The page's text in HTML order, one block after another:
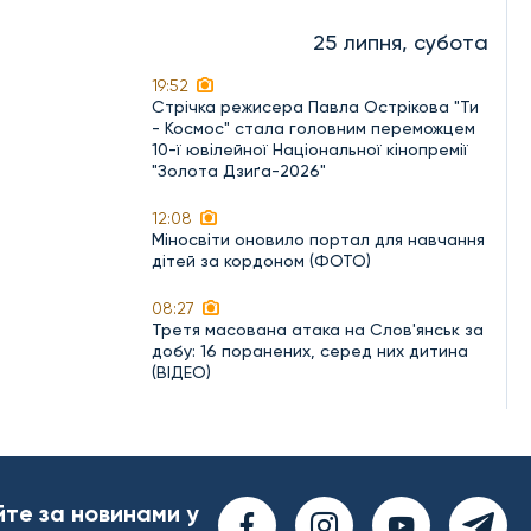
25 липня, субота
19:52
Стрічка режисера Павла Острікова "Ти
- Космос" стала головним переможцем
10-ї ювілейної Національної кінопремії
"Золота Дзиґа-2026"
12:08
Міносвіти оновило портал для навчання
дітей за кордоном (ФОТО)
08:27
Третя масована атака на Слов'янськ за
добу: 16 поранених, серед них дитина
(ВІДЕО)
за новинами у